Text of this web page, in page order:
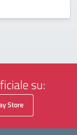
su:
Store